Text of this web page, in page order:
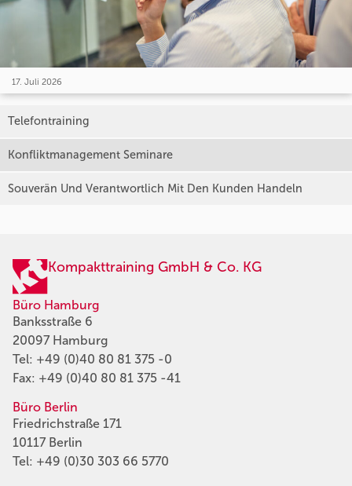
17. Juli 2026
Telefontraining
Konfliktmanagement Seminare
Souverän Und Verantwortlich Mit Den Kunden Handeln
Kompakttraining GmbH & Co. KG
Büro Hamburg
Banksstraße 6
20097 Hamburg
Tel: +49 (0)40 80 81 375 -0
Fax: +49 (0)40 80 81 375 -41
Büro Berlin
Friedrichstraße 171
10117 Berlin
Tel: +49 (0)30 303 66 5770